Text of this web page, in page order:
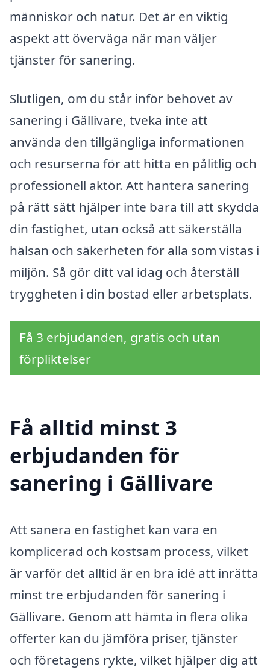
människor och natur. Det är en viktig
aspekt att överväga när man väljer
tjänster för sanering.
Slutligen, om du står inför behovet av
sanering i Gällivare, tveka inte att
använda den tillgängliga informationen
och resurserna för att hitta en pålitlig och
professionell aktör. Att hantera sanering
på rätt sätt hjälper inte bara till att skydda
din fastighet, utan också att säkerställa
hälsan och säkerheten för alla som vistas i
miljön. Så gör ditt val idag och återställ
tryggheten i din bostad eller arbetsplats.
Få 3 erbjudanden, gratis och utan
förpliktelser
Få alltid minst 3
erbjudanden för
sanering i Gällivare
Att sanera en fastighet kan vara en
komplicerad och kostsam process, vilket
är varför det alltid är en bra idé att inrätta
minst tre erbjudanden för sanering i
Gällivare. Genom att hämta in flera olika
offerter kan du jämföra priser, tjänster
och företagens rykte, vilket hjälper dig att